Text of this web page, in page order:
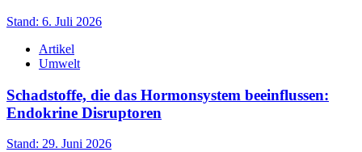
Stand: 6. Juli 2026
Artikel
Umwelt
Schadstoffe, die das Hormonsystem beeinflussen:
Endokrine Disruptoren
Stand: 29. Juni 2026